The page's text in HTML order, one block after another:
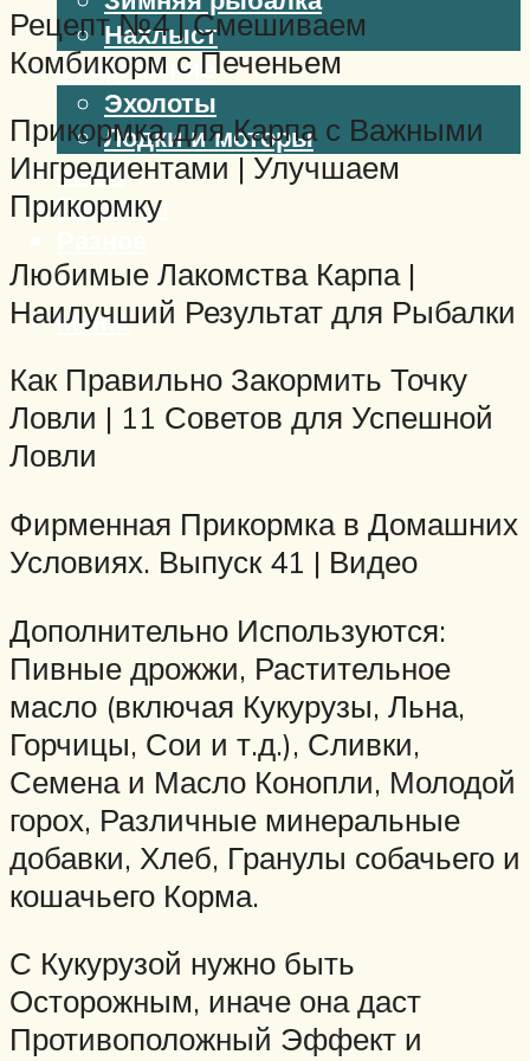
Нахлыст
Снаряжение
Эхолоты
Лодки и моторы
Узлы
Рецепты
Меню
Рецепт №4 | Смешиваем
Комбикорм с Печеньем
Прикормка для Карпа с Важными
Ингредиентами | Улучшаем
Прикормку
Любимые Лакомства Карпа |
Наилучший Результат для Рыбалки
Как Правильно Закормить Точку
Ловли | 11 Советов для Успешной
Ловли
Фирменная Прикормка в Домашних
Условиях. Выпуск 41 | Видео
Дополнительно Используются:
Пивные дрожжи, Растительное
масло (включая Кукурузы, Льна,
Горчицы, Сои и т.д.), Сливки,
Семена и Масло Конопли, Молодой
горох, Различные минеральные
добавки, Хлеб, Гранулы собачьего и
кошачьего Корма.
С Кукурузой нужно быть
Осторожным, иначе она даст
Противоположный Эффект и